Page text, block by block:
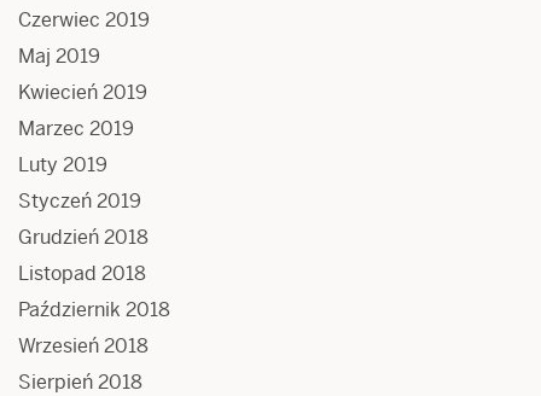
Czerwiec 2019
Maj 2019
Kwiecień 2019
Marzec 2019
Luty 2019
Styczeń 2019
Grudzień 2018
Listopad 2018
Październik 2018
Wrzesień 2018
Sierpień 2018